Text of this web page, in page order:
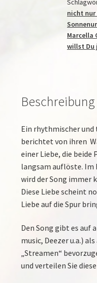
CD)
Menge
nicht nur
Marcella
willst Du
Beschreibung
Ein rhythmischer und
berichtet von ihren
einer Liebe, die beide
langsam auflöste. Im
wird der Song immer
Diese Liebe scheint
Liebe auf die Spur
Den Song gibt es
music, Deezer u.a.)
„Streamen“
und verteilen Sie